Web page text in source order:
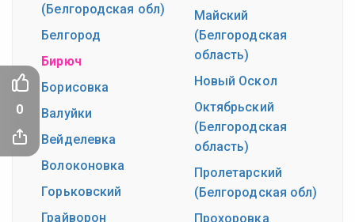
(Белгородская обл)
Белгород
Бирюч
Борисовка
Валуйки
Вейделевка
Волоконовка
Горьковский
Грайворон
Майский
(Белгородская
область)
Новый Оскол
Октябрьский
(Белгородская
область)
Пролетарский
(Белгородская обл)
Прохоровка
0